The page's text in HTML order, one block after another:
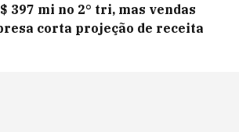
397 mi no 2° tri, mas vendas
corta projeção de receita